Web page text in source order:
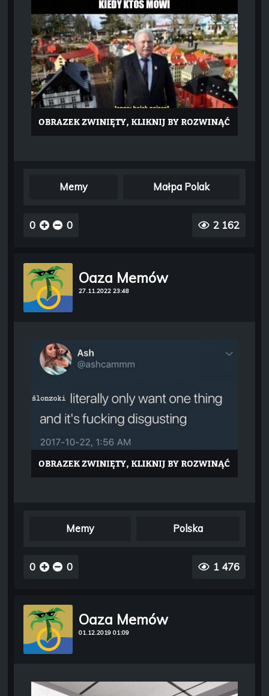
Memy Małpa Polak
0 0 2 162
Oaza Memów
27.11.2022 23:48
Memy Polska
0 0 1 476
Oaza Memów
01.12.2019 01:09